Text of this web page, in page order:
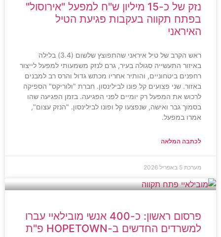
נזק של כ-15 מיליון ש"ח למפעל "אירוסול"
בפתח תקווה בעקבות פגיעת הטיל
האיראני
ראש הקרב של טיל איראני שהתפוצץ שלשום (3.4) בלילה
באיזור התעשייה סגולה בעיר, גרם לנזק משמעותי למפעל לייצור
רחפנים ביטחוניים, והותיר אחריו מכתש גדול והרס רב למבנים
באזור. שני פצועים קל פונו לבילינסון. חברת "ולוריקס" הספיקה
לרכוש את המפעל רק יומיים לפני הפגיעה. בזמן הפגיעה שהו
בסמוך גבר ואישה, שנפצעו קל ופונו לבילינסון. "הנזק עצום",
אמרו במפעל.
לכתבה המלאה
מערכת 5 באפריל 2026
פרסום ראשון: כ-400 אנשי מובילאיי עברו
למשרדים החדשים ב-HOPETOWN פ"ת